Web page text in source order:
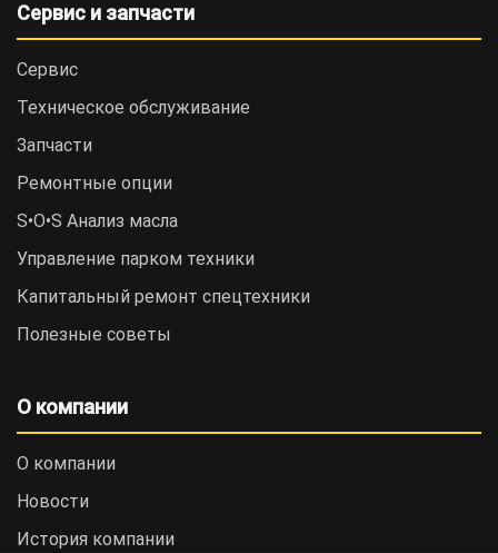
Сервис и запчасти
Сервис
Техническое обслуживание
Запчасти
Ремонтные опции
S•O•S Анализ масла
Управление парком техники
Капитальный ремонт спецтехники
Полезные советы
О компании
О компании
Новости
История компании